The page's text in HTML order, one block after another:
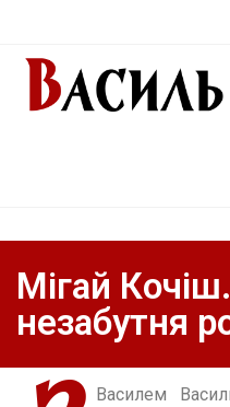
Мігай
незабутня
Василем